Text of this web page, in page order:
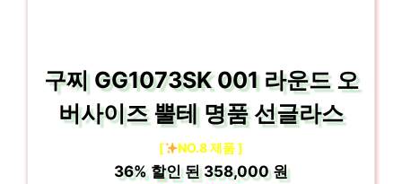
구찌 GG1073SK 001 라운드 오
버사이즈 뿔테 명품 선글라스
[ NO.8 제품 ]
36%할인 된358,000 원